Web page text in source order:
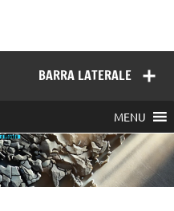
BARRA LATERALE
MENU